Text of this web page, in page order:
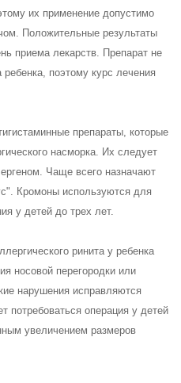
их применение допустимо
Положительные результаты
приема лекарств. Препарат не
поэтому курс лечения
препараты, которые
насморка. Их следует
Чаще всего назначают
Кромоны используются для
у детей до трех лет.
ринита у ребенка
носовой перегородки или
нарушения исправляются
потребоваться операция у детей
увеличением размеров